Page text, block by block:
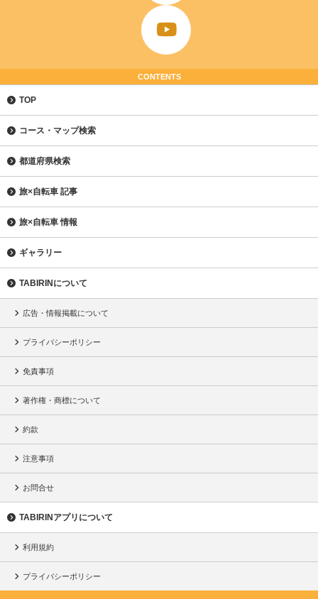
CONTENTS
TOP
コース・マップ検索
都道府県検索
旅×自転車 記事
旅×自転車 情報
ギャラリー
TABIRINについて
広告・情報掲載について
プライバシーポリシー
免責事項
著作権・商標について
約款
注意事項
お問合せ
TABIRINアプリについて
利用規約
プライバシーポリシー